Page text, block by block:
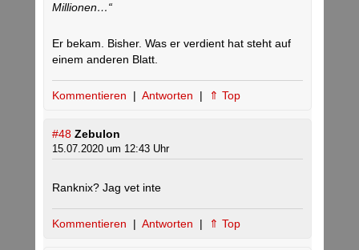
Millionen…“
Er bekam. Bisher. Was er verdient hat steht auf
einem anderen Blatt.
Kommentieren | Antworten | ⇑ Top
#48 Zebulon
15.07.2020 um 12:43 Uhr
Ranknix? Jag vet inte
Kommentieren | Antworten | ⇑ Top